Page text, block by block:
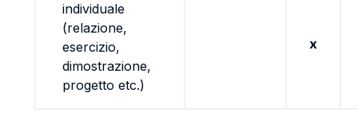
individuale
(relazione,
esercizio,
dimostrazione,
progetto etc.)
x